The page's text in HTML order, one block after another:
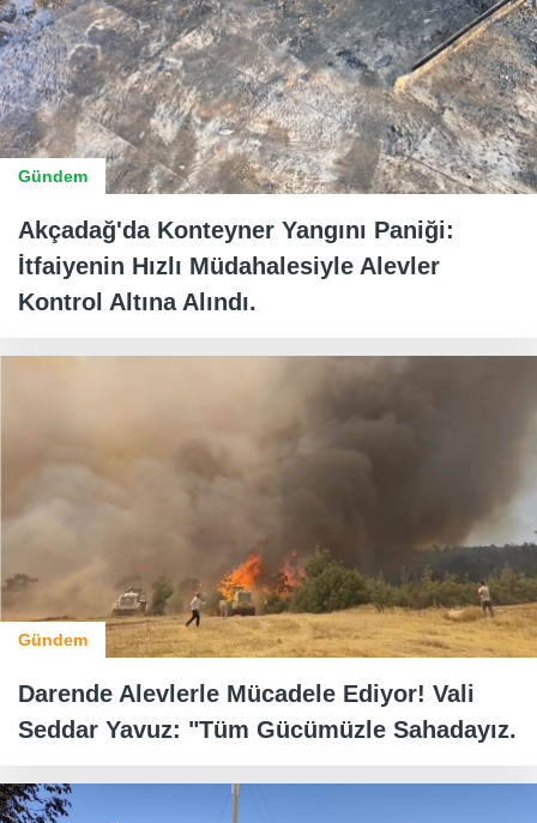
Gündem
Akçadağ'da Konteyner Yangını Paniği:
İtfaiyenin Hızlı Müdahalesiyle Alevler
Kontrol Altına Alındı.
Gündem
Darende Alevlerle Mücadele Ediyor! Vali
Seddar Yavuz: "Tüm Gücümüzle Sahadayız.